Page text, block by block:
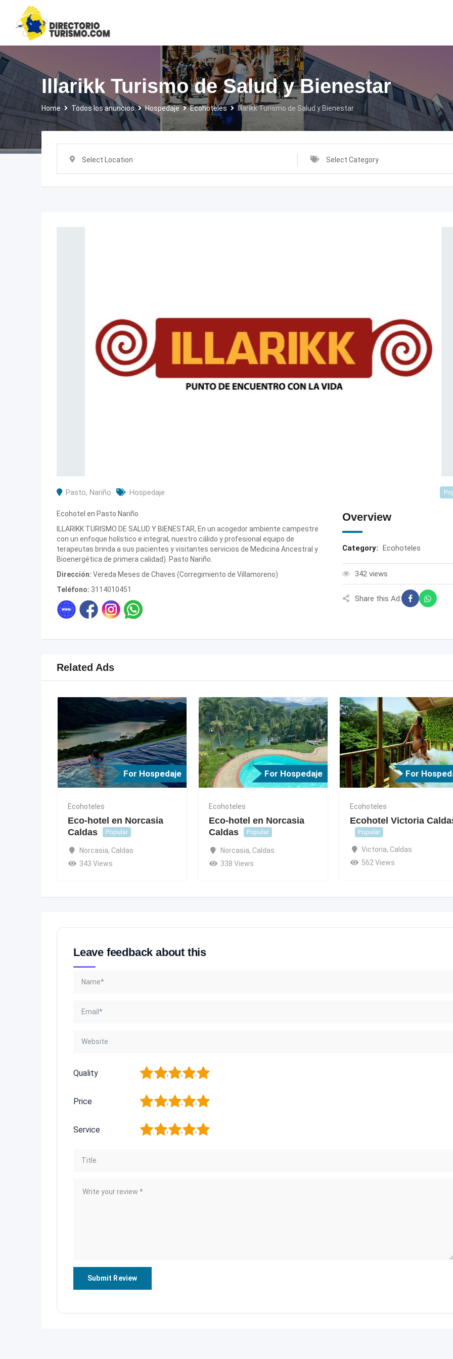
content
Illarikk Turismo de Salud y Bienestar
Home Todos los anuncios Hospedaje Ecohoteles Illarikk Turismo de Salud y Bienestar
Select Location Select Category
Pasto, Nariño Hospedaje
Ecohotel en Pasto Nariño
ILLARIKK TURISMO DE SALUD Y BIENESTAR, En un acogedor ambiente campestre
con un enfoque holístico e integral, nuestro cálido y profesional equipo de
terapeutas brinda a sus pacientes y visitantes servicios de Medicina Ancestral y
Bioenergética de primera calidad). Pasto Nariño.
Dirección: Vereda Meses de Chaves (Corregimiento de Villamoreno)
Teléfono: 3114010451
Overview
Category: Ecohoteles
342 views
Share this Ad:
Related Ads
For Hospedaje
Ecohoteles
Eco-hotel en Norcasia
Caldas
Popular
Norcasia, Caldas
343 Views
For Hospedaje
Ecohoteles
Eco-hotel en Norcasia
Caldas
Popular
Norcasia, Caldas
338 Views
For
Ecohoteles
Ecohotel Victoria
Popular
Victoria, Caldas
562 Views
Leave feedback about this
Quality 5
4
3
2
Price 5
4
3
2
Service 5
4
3
2